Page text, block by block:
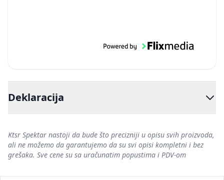
Deklaracija
Ktsr Spektar nastoji da bude što precizniji u opisu svih proizvoda,
ali ne možemo da garantujemo da su svi opisi kompletni i bez
grešaka. Sve cene su sa uračunatim popustima i PDV-om